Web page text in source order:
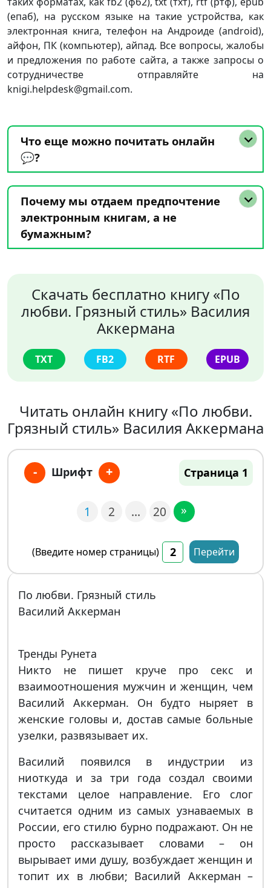
(епаб), на русском языке на такие устройства, как
электронная книга, телефон на Андроиде (android),
айфон, ПК (компьютер), айпад. Все вопросы, жалобы
и предложения по работе сайта, а также запросы о
сотрудничестве отправляйте на
knigi.helpdesk@gmail.com.
Что еще можно почитать онлайн
💬?
Почему мы отдаем предпочтение
электронным книгам, а не
бумажным?
Скачать бесплатно книгу «По
любви. Грязный стиль» Василия
Аккермана
TXT FB2 RTF EPUB
Читать онлайн книгу «По любви.
Грязный стиль» Василия Аккермана
- Шрифт + Страница 1
1 2 … 20 »
(Введите номер страницы) Перейти
По любви. Грязный стиль
Василий Аккерман
Тренды Рунета
Никто не пишет круче про секс и
взаимоотношения мужчин и женщин, чем
Василий Аккерман. Он будто ныряет в
женские головы и, достав самые больные
узелки, развязывает их.
Василий появился в индустрии из
ниоткуда и за три года создал своими
текстами целое направление. Его слог
считается одним из самых узнаваемых в
России, его стилю бурно подражают. Он не
просто рассказывает словами – он
вырывает ими душу, возбуждает женщин и
топит их в любви; Василий Аккерман –